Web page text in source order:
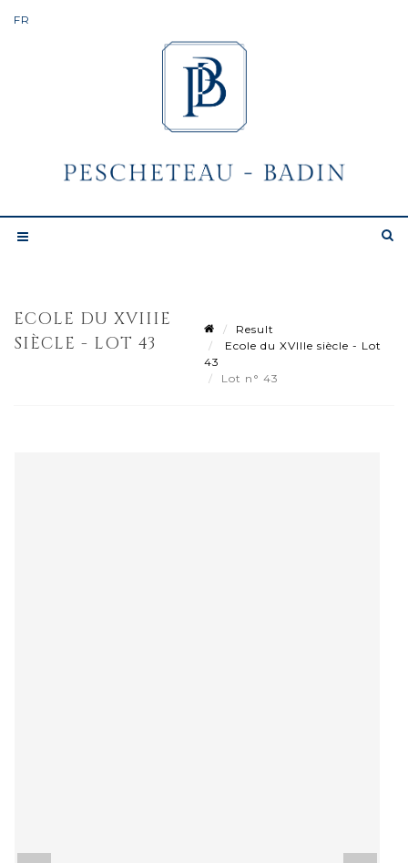
ECOLE DU XVIIIE
SIÈCLE - LOT 43
Result
Ecole du XVIIIe siècle - Lot
43
Lot n° 43